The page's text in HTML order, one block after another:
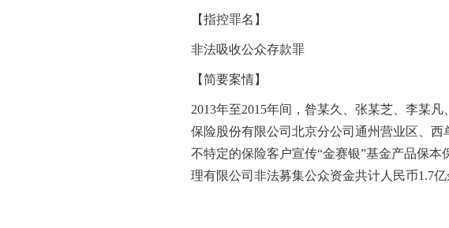
【指控罪名】
非法吸收公众存款罪
【简要案情】
2013年至2015年间，昝某久、张某芝、李某
保险股份有限公司北京分公司通州营业区、
不特定的保险客户宣传“金赛银”基金产品保
理有限公司非法募集公众资金共计人民币1.7